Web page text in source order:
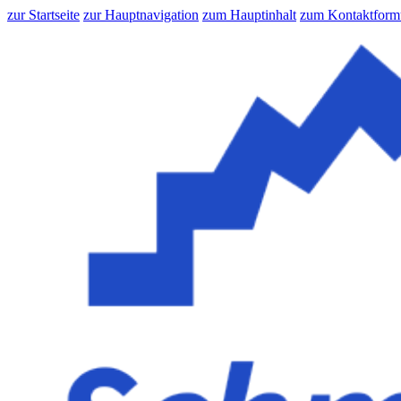
zur Startseite zur Hauptnavigation zum Hauptinhalt zum